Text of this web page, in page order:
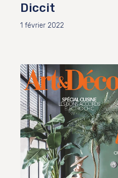
Diccit
1 février 2022